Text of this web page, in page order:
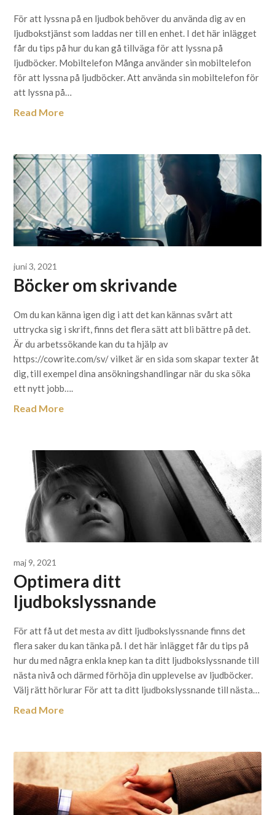
För att lyssna på en ljudbok behöver du använda dig av en
ljudbokstjänst som laddas ner till en enhet. I det här inlägget
får du tips på hur du kan gå tillväga för att lyssna på
ljudböcker. Mobiltelefon Många använder sin mobiltelefon
för att lyssna på ljudböcker. Att använda sin mobiltelefon för
att lyssna på…
Read More
juni 3, 2021
Böcker om skrivande
Om du kan känna igen dig i att det kan kännas svårt att
uttrycka sig i skrift, finns det flera sätt att bli bättre på det.
Är du arbetssökande kan du ta hjälp av
https://cowrite.com/sv/ vilket är en sida som skapar texter åt
dig, till exempel dina ansökningshandlingar när du ska söka
ett nytt jobb….
Read More
maj 9, 2021
Optimera ditt
ljudbokslyssnande
För att få ut det mesta av ditt ljudbokslyssnande finns det
flera saker du kan tänka på. I det här inlägget får du tips på
hur du med några enkla knep kan ta ditt ljudbokslyssnande till
nästa nivå och därmed förhöja din upplevelse av ljudböcker.
Välj rätt hörlurar För att ta ditt ljudbokslyssnande till nästa…
Read More